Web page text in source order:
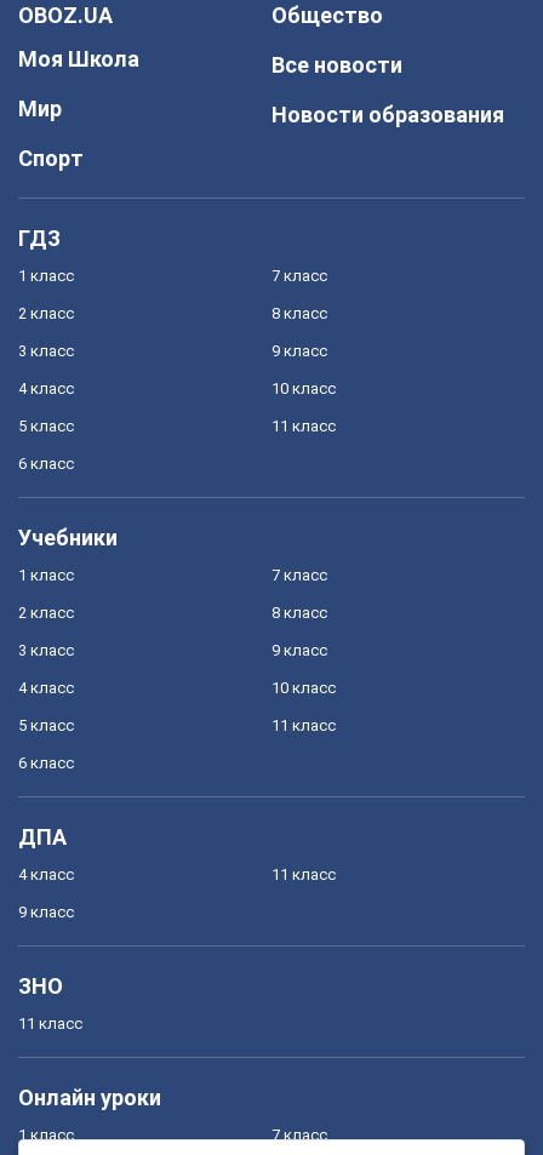
OBOZ.UA
Моя Школа
Мир
Спорт
Общество
Все новости
Новости образования
ГДЗ
1 класс
2 класс
3 класс
4 класс
5 класс
6 класс
7 класс
8 класс
9 класс
10 класс
11 класс
Учебники
1 класс
2 класс
3 класс
4 класс
5 класс
6 класс
7 класс
8 класс
9 класс
10 класс
11 класс
ДПА
4 класс
9 класс
11 класс
ЗНО
11 класс
Онлайн уроки
1 класс 7 класс